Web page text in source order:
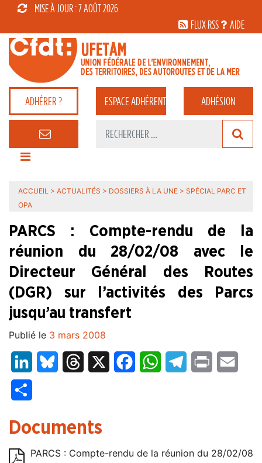
MISE À JOUR : 7 AOÛT 2026
FLUX RSS
AIDE
ADHÉRER ? ESPACEADHÉRENT ADHÉSION
ACCUEIL > ACTUALITÉS > DOSSIERS À LA UNE > SPÉCIAL PARC ET
OPA
PARCS : Compte-rendu de la
réunion du 28/02/08 avec le
Directeur Général des Routes
(DGR) sur l’activités des Parcs
jusqu’au transfert
Publié le 3 mars 2008
LinkedInBluesky Threads FacebookWhatsAppTelegram
Print
Documents
PARCS : Compte-rendu de la réunion du 28/02/08